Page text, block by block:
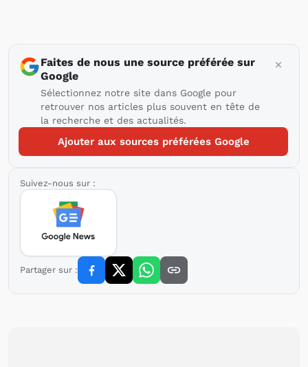
Faites de nous une source préférée sur
Google
Sélectionnez notre site dans Google pour
retrouver nos articles plus souvent en tête de
la recherche et des actualités.
Ajouter aux sources préférées Google
Suivez-nous sur :
Partager sur :